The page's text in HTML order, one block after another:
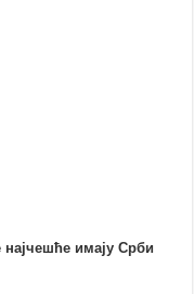
имају Срби